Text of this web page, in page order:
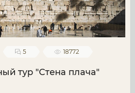
5 18772
тур "Стена плача"